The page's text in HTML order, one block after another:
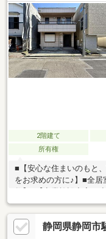
2階建て
所有権
■【安心な住まいのもと
をお求めの方に♪】■全
のご相談無料】
静岡県静岡市